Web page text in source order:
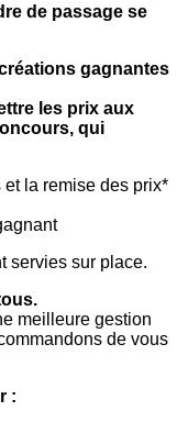
de passage se
gagnantes
les prix aux
qui
la remise des prix*
servies sur place.
meilleure gestion
de vous
: